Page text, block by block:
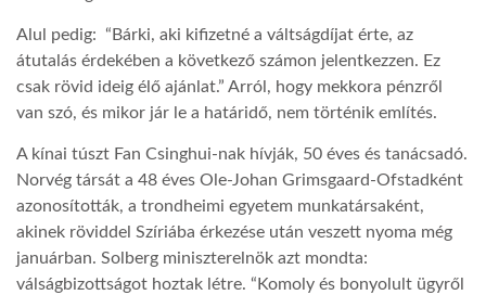
LATIMO.HU
GLOBOBOOK
Alul pedig: “Bárki, aki kifizetné a váltságdíjat érte, az
átutalás érdekében a következő számon jelentkezzen. Ez
csak rövid ideig élő ajánlat.” Arról, hogy mekkora pénzről
van szó, és mikor jár le a határidő, nem történik említés.
A kínai túszt Fan Csinghui-nak hívják, 50 éves és tanácsadó.
Norvég társát a 48 éves Ole-Johan Grimsgaard-Ofstadként
azonosították, a trondheimi egyetem munkatársaként,
akinek röviddel Szíriába érkezése után veszett nyoma még
januárban. Solberg miniszterelnök azt mondta:
válságbizottságot hoztak létre. “Komoly és bonyolult ügyről